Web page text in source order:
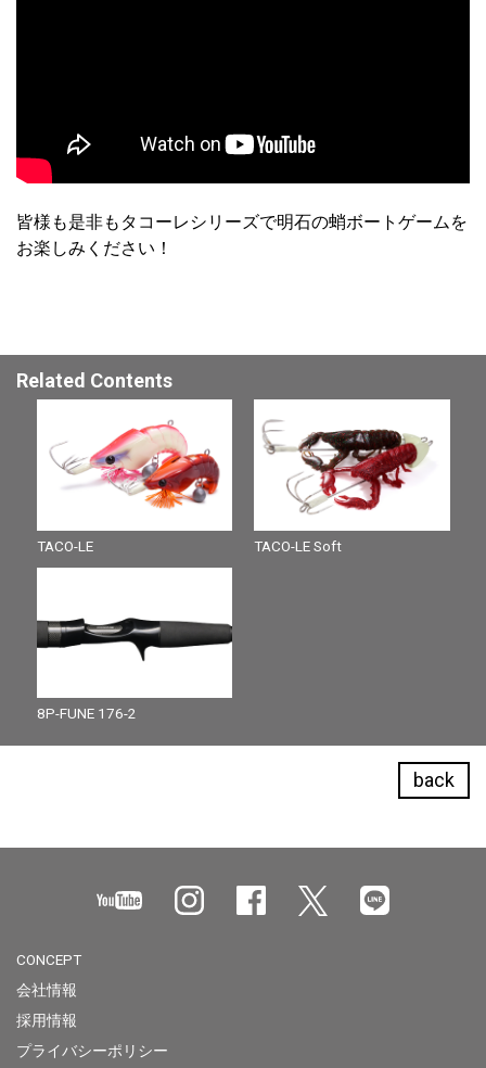
皆様も是非もタコーレシリーズで明石の蛸ボートゲームを
お楽しみください！
Related Contents
TACO-LE TACO-LE Soft
8P-FUNE 176-2
back
CONCEPT
会社情報
採用情報
プライバシーポリシー